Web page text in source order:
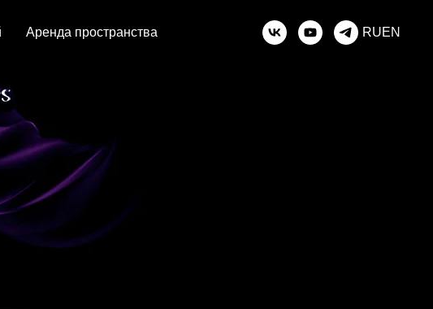
Аренда пространства RUEN